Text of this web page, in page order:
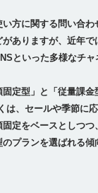
方に関する問い合わ
ありますが、近年で
といった多様なチ
定型」と「従量課金
は、セールや季節に
定をベースとしつつ
プランを選ばれる傾